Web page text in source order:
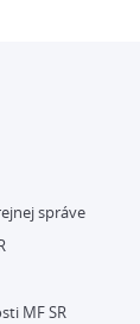
správe
MF SR